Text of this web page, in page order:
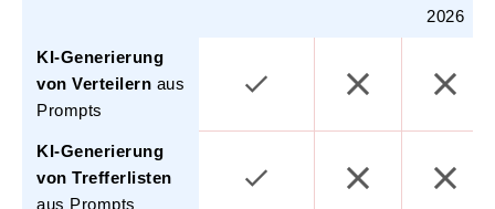
2026
KI-Generierung
von Verteilern aus
Prompts
KI-Generierung
von Trefferlisten
aus Prompts